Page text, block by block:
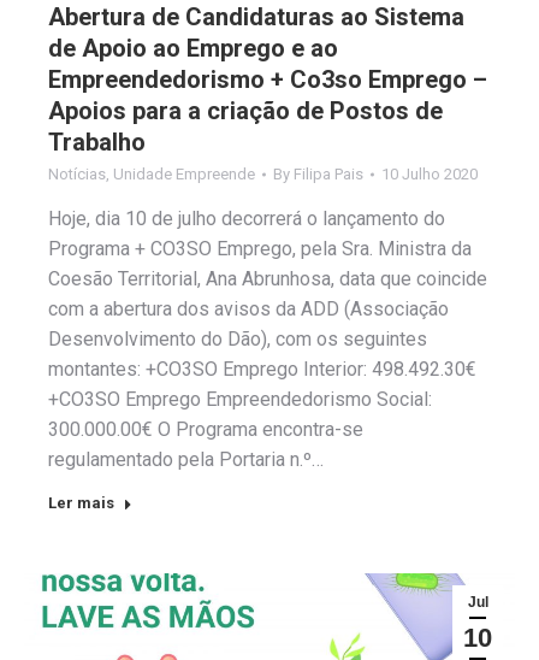
Abertura de Candidaturas ao Sistema
de Apoio ao Emprego e ao
Empreendedorismo + Co3so Emprego –
Apoios para a criação de Postos de
Trabalho
Notícias Unidade Empreende By Filipa Pais 10 Julho 2020
Hoje, dia 10 de julho decorrerá o lançamento do
Programa + CO3SO Emprego, pela Sra. Ministra da
Coesão Territorial, Ana Abrunhosa, data que coincide
com a abertura dos avisos da ADD (Associação
Desenvolvimento do Dão), com os seguintes
montantes: +CO3SO Emprego Interior: 498.492.30€
+CO3SO Emprego Empreendedorismo Social:
300.000.00€ O Programa encontra-se
regulamentado pela Portaria n.º…
Ler mais
Jul
10